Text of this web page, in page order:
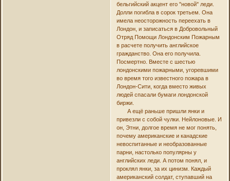
бельгийский акцент его "новой" леди.
Долли погибла в сорок третьем. Она
имела неосторожность переехать в
Лондон, и записаться в Добровольный
Отряд Помощи Лондонским Пожарным
в расчете получить английское
гражданство. Она его получила.
Посмертно. Вместе с шестью
лондонскими пожарными, угоревшими
во время того известного пожара в
Лондон-Сити, когда вместо живых
людей спасали бумаги лондонской
биржи.
А ещё раньше пришли янки и
привезли с собой чулки. Нейлоновые. И
он, Этни, долгое время не мог понять,
почему американские и канадские
невоспитанные и необразованные
парни, настолько популярны у
английских леди. А потом понял, и
проклял янки, за их цинизм. Каждый
американский солдат, ступавший на